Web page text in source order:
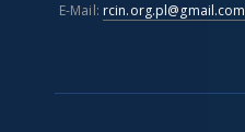
E-Mail: rcin.org.pl@gmail.com